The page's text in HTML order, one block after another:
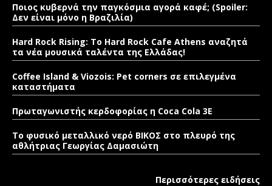
Ποιος κυβερνά την παγκόσμια αγορά καφέ; (Spoiler:
Δεν είναι μόνο η Βραζιλία)
Hard Rock Rising: Το Hard Rock Cafe Athens αναζητά
τα νέα μουσικά ταλέντα της Ελλάδας!
Coffee Island & Viozois: Pet corners σε επιλεγμένα
καταστήματα
Πρωταγωνιστής κερδοφορίας η Coca Cola 3E
Το φυσικό μεταλλικό νερό ΒΙΚΟΣ στο πλευρό της
αθλήτριας Γεωργίας Δαμασιώτη
Περισσότερες ειδήσεις